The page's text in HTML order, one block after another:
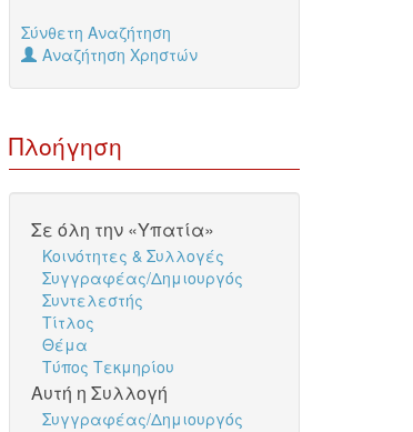
Σύνθετη Αναζήτηση
Αναζήτηση Χρηστών
Πλοήγηση
Σε όλη την «Υπατία»
Κοινότητες & Συλλογές
Συγγραφέας/Δημιουργός
Συντελεστής
Τίτλος
Θέμα
Τύπος Τεκμηρίου
Αυτή η Συλλογή
Συγγραφέας/Δημιουργός